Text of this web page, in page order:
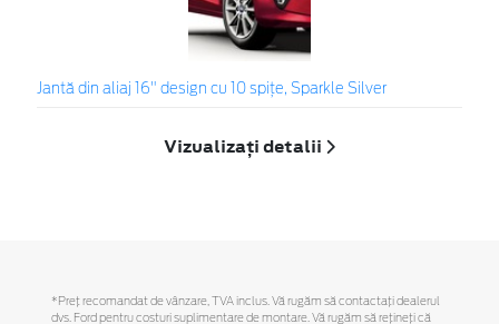
Jantă din aliaj 16" design cu 10 spițe, Sparkle Silver
Vizualizați detalii
*Preţ recomandat de vânzare, TVA inclus. Vă rugăm să contactaţi dealerul
dvs. Ford pentru costuri suplimentare de montare. Vă rugăm să reţineţi că